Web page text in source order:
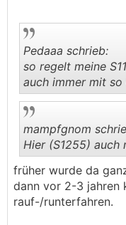
Pedaaa schrieb:
so regelt meine
auch immer mit
mampfgnom
Hier (S1255) auch
früher wurde da
dann vor 2-3 jahren
rauf-/runterfahren.